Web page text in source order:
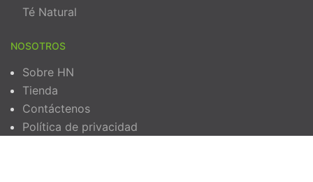
Té Natural
NOSOTROS
Sobre HN
Tienda
Contáctenos
Política de privacidad